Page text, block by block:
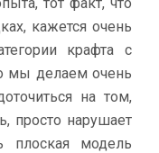
кажется очень
крафта с
мы делаем очень
на том,
просто нарушает
плоская модель